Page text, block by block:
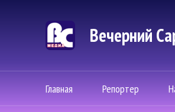
Вечерний
Главная Репортер